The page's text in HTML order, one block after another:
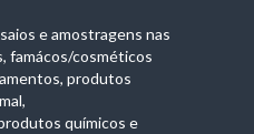
e amostragens nas
famácos/cosméticos
produtos
químicos e